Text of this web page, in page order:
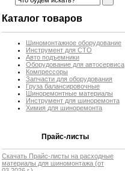
Каталог товаров
Шиномонтажное оборудование
Инструмент для СТО
Авто подъемники
Оборудование для автосервиса
Компрессоры
Запчасти для оборудования
Груза балансировочные
Шиноремонтные материалы
Инструмент для шиноремонта
Химия для шиноремонта
Прайс-листы
Скачать Прайс-листы на расходные
материалы для шиномонтажа (от